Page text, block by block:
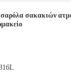
σακακιών